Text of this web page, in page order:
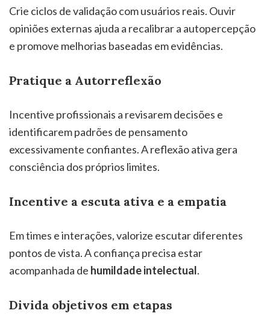
Crie ciclos de validação com usuários reais. Ouvir
opiniões externas ajuda a recalibrar a autopercepção
e promove melhorias baseadas em evidências.
Pratique a Autorreflexão
Incentive profissionais a revisarem decisões e
identificarem padrões de pensamento
excessivamente confiantes. A reflexão ativa gera
consciência dos próprios limites.
Incentive a escuta ativa e a empatia
Em times e interações, valorize escutar diferentes
pontos de vista. A confiança precisa estar
acompanhada de humildade intelectual.
Divida objetivos em etapas